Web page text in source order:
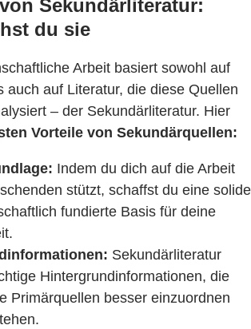
Sekundärliteratur:
du sie
Arbeit basiert sowohl auf
auch auf Literatur, die diese Quellen
– der Sekundärliteratur. Hier
Vorteile von Sekundärquellen:
Indem du dich auf die Arbeit
stützt, schaffst du eine solide
fundierte Basis für deine
Sekundärliteratur
Hintergrundinformationen, die
Primärquellen besser einzuordnen